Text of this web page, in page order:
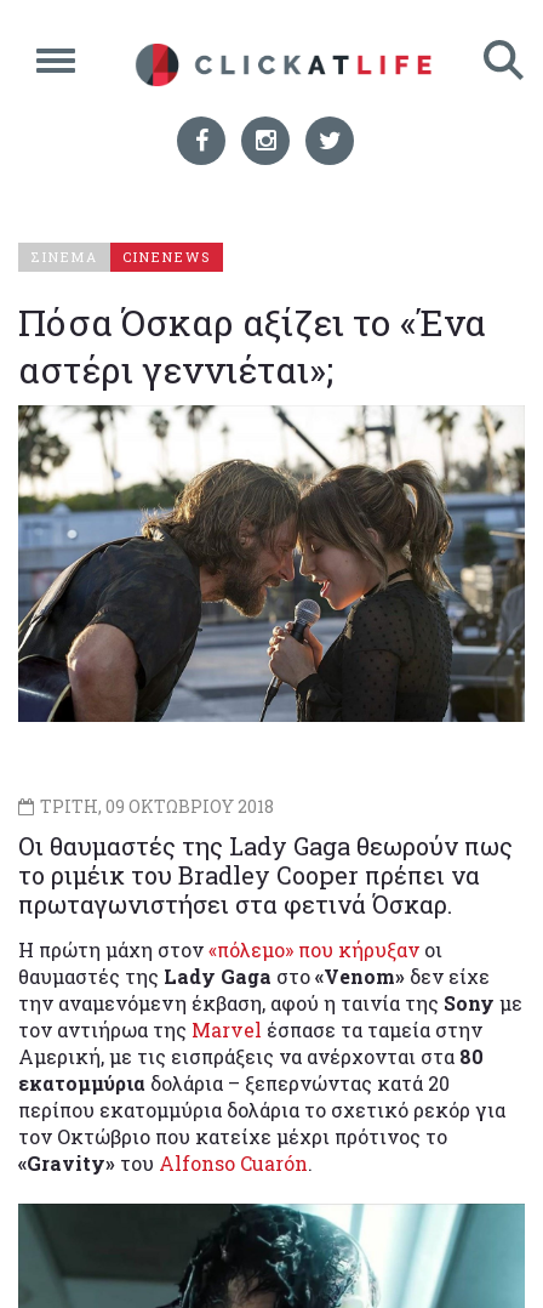
ΣΙΝΕΜΑ CINENEWS
Πόσα Όσκαρ αξίζει το «Ένα
αστέρι γεννιέται»;
ΤΡΙΤΗ, 09 ΟΚΤΩΒΡΙΟΥ 2018
Οι θαυμαστές της Lady Gaga θεωρούν πως
το ριμέικ του Bradley Cooper πρέπει να
πρωταγωνιστήσει στα φετινά Όσκαρ.
Η πρώτη μάχη στον«πόλεμο» που κήρυξαν οι
θαυμαστές της Lady Gaga στο«Venom» δεν είχε
την αναμενόμενη έκβαση, αφού η ταινία της Sony με
τον αντιήρωα της Marvel έσπασε τα ταμεία στην
Αμερική, με τις εισπράξεις να ανέρχονται στα 80
εκατομμύρια δολάρια – ξεπερνώντας κατά 20
περίπου εκατομμύρια δολάρια το σχετικό ρεκόρ για
τον Οκτώβριο που κατείχε μέχρι πρότινος το
«Gravity» του Alfonso Cuarón.